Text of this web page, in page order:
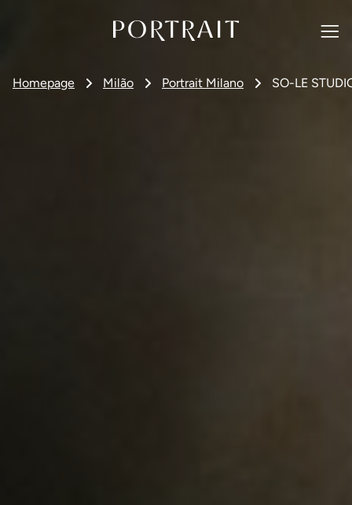
Homepage Milão Portrait Milano SO-LE